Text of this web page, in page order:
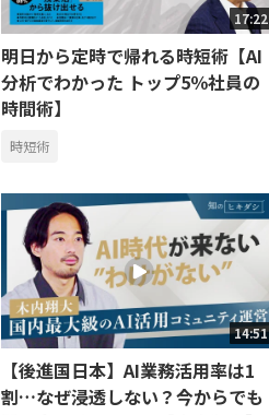
17:22
明日から定時で帰れる時短術【AI
分析でわかった トップ5％社員の
時間術】
時短術
14:51
【後進国日本】AI業務活用率は1
割…なぜ浸透しない？今からでも